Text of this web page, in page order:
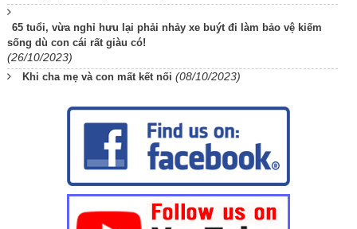
65 tuổi, vừa nghỉ hưu lại phải nhảy xe buýt đi làm bảo vệ kiếm
sống dù con cái rất giàu có!
(26/10/2023)
Khi cha mẹ và con mất kết nối (08/10/2023)